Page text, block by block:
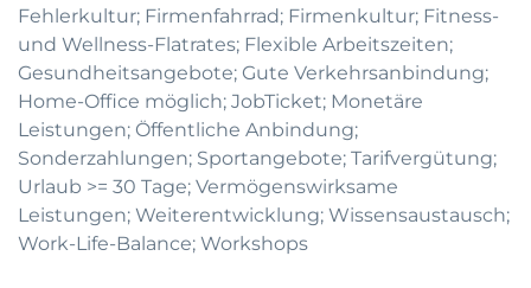
Fehlerkultur; Firmenfahrrad; Firmenkultur; Fitness-
und Wellness-Flatrates; Flexible Arbeitszeiten;
Gesundheitsangebote; Gute Verkehrsanbindung;
Home-Office möglich; JobTicket; Monetäre
Leistungen; Öffentliche Anbindung;
Sonderzahlungen; Sportangebote; Tarifvergütung;
Urlaub >= 30 Tage; Vermögenswirksame
Leistungen; Weiterentwicklung; Wissensaustausch;
Work-Life-Balance; Workshops